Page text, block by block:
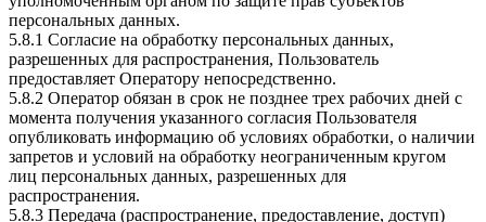
персональных данных.
5.8.1 Согласие на обработку персональных данных,
разрешенных для распространения, Пользователь
предоставляет Оператору непосредственно.
5.8.2 Оператор обязан в срок не позднее трех рабочих дней с
момента получения указанного согласия Пользователя
опубликовать информацию об условиях обработки, о наличии
запретов и условий на обработку неограниченным кругом
лиц персональных данных, разрешенных для
распространения.
5.8.3 Передача (распространение, предоставление, доступ)